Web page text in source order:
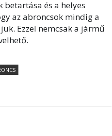
betartása és a helyes
az abroncsok mindig a
Ezzel nemcsak a jármű